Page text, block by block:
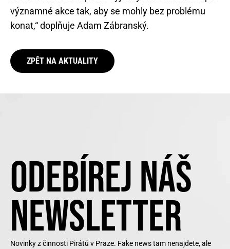
významné akce tak, aby se mohly bez problému
konat,“ doplňuje Adam Zábranský.
ZPĚT NA AKTUALITY
ODEBÍREJ NÁŠ
NEWSLETTER
Novinky z činnosti Pirátů v Praze. Fake news tam nenajdete, ale